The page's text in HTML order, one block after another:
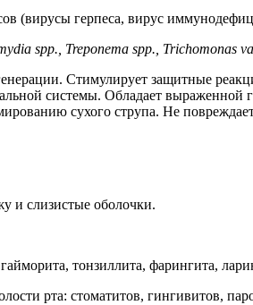
(вирусы герпеса, вирус
spp., Treponema spp., Trichomonas
Стимулирует защитные
системы. Обладает выраженной
сухого струпа. Не
и слизистые оболочки.
тонзиллита, фарингита,
рта: стоматитов, гингивитов,